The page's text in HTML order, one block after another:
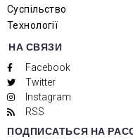
Суспільство
Технології
НА СВЯЗИ
Facebook
Twitter
Instagram
RSS
ПОДПИСАТЬСЯ НА